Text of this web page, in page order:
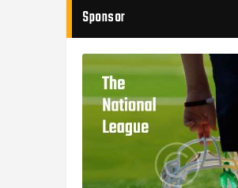
Sponsor